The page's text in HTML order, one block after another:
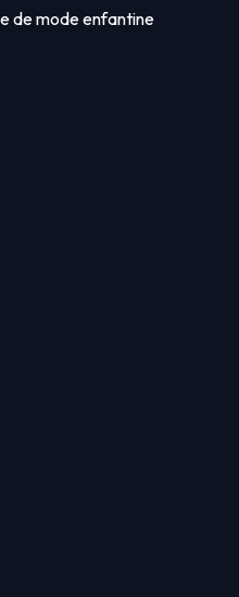
de mode enfantine